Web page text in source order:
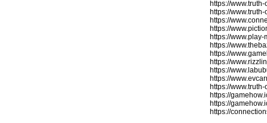
https://
https://
https://
https://
https://
https://
https://
https://
https://
https://
https://
https://
https://
https://